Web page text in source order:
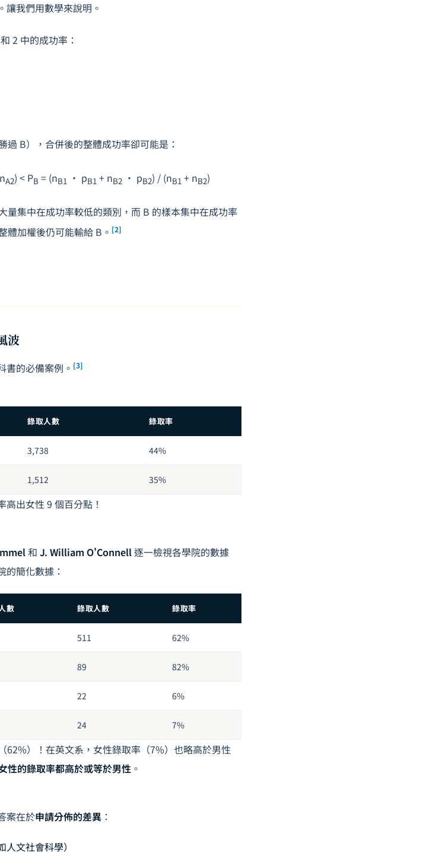
讓我們用數學來說明。
2 中的成功率：
過 B），合併後的整體成功率卻可能是：
A2) < PB = (nB1 · pB1 + nB2 · pB2) / (nB1 + nB2)
量集中在成功率較低的類別，而 B 的樣本集中在成功率
體加權後仍可能輸給 B。 [2]
波
書的必備案例。 [3]
錄取人數 錄取率
3,738 44%
1,512 35%
出女性 9 個百分點！
和 J. William O'Connell逐一檢視各學院的數據
簡化數據：
數 錄取人數 錄取率
511 62%
89 82%
22 6%
24 7%
）！在英文系，女性錄取率（7%）也略高於男性
性的錄取率都高於或等於男性 。
案在於申請分佈的差異 ：
文社會科學）